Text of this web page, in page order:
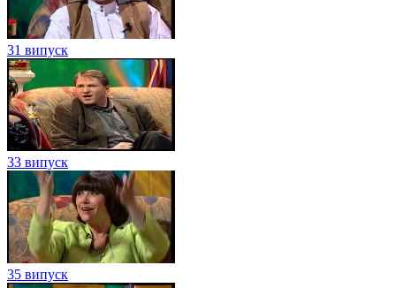
31 випуск
33 випуск
35 випуск